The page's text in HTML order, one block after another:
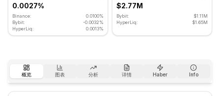
0.0027%
Binance:
0.0100%
Bybit:
-0.0032%
HyperLiq:
0.0013%
$2.77M
Bybit:
$1.11M
HyperLiq:
$1.65M
概览 图表 分析 详情 Haber Info